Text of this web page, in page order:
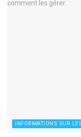
INFORMATIONS SUR